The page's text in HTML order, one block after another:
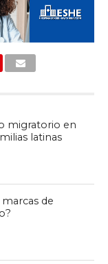
migratorio en
latinas
de